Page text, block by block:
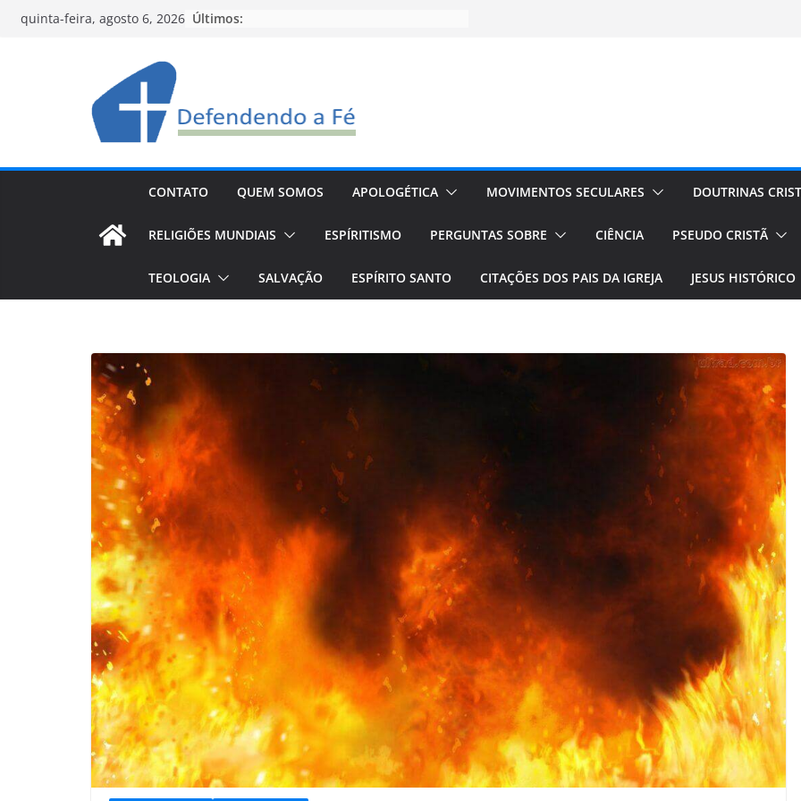
Pularquinta-feira, agosto 6, 2026 Últimos:
CONTATO QUEM SOMOS APOLOGÉTICA MOVIMENTOS SECULARES DOUTRINAS
RELIGIÕES MUNDIAIS ESPÍRITISMO PERGUNTAS SOBRE CIÊNCIA PSEUDO CRISTÃ
TEOLOGIA SALVAÇÃO ESPÍRITO SANTO CITAÇÕES DOS PAIS DA IGREJA JESUS HISTÓRICO